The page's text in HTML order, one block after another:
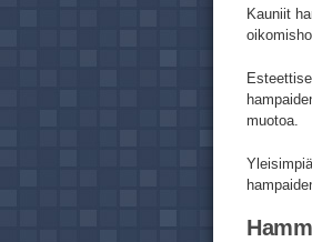
Kauniit
muotoa.